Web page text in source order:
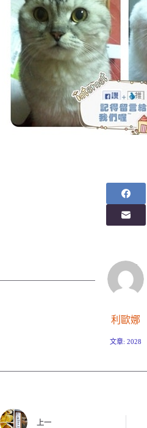
利歐娜
文章: 2028
上一